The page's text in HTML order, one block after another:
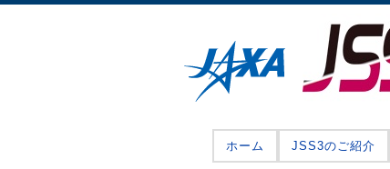
ホーム JSS3のご紹介